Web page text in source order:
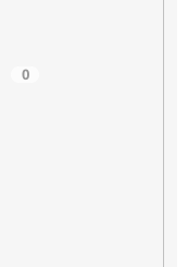
0